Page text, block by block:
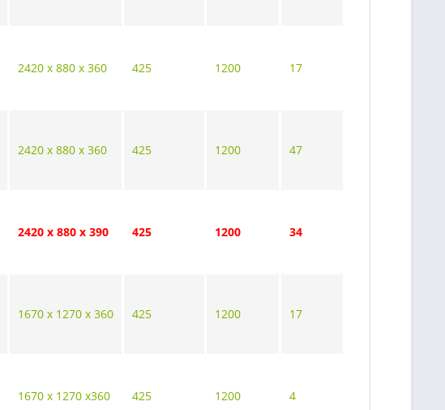
2420 x 880 x 360 425 1200 17
2420 x 880 x 360 425 1200 47
2420 x 880 x 390 425 1200 34
1670 x 1270 x 360 425 1200 17
1670 x 1270 x360 425 1200 4